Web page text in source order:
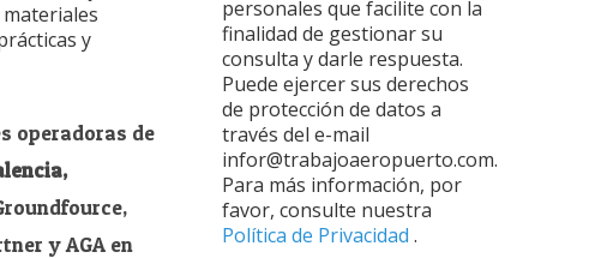
y
operadoras de
y AGA en
personales que facilite con la
finalidad de gestionar su
consulta y darle respuesta.
Puede ejercer sus derechos
de protección de datos a
través del e-mail
infor@trabajoaeropuerto.com.
Para más información, por
favor, consulte nuestra
Política de Privacidad .